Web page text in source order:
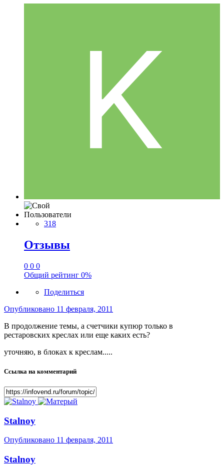
Пользователи
318
Отзывы
0 0 0
Общий рейтинг 0%
Поделиться
Опубликовано 11 февраля, 2011
В продолжение темы, а счетчики купюр только в
рестаровских креслах или еще каких есть?
уточняю, в блоках к креслам.....
Ссылка на комментарий
Stalnoy
Опубликовано 11 февраля, 2011
Stalnoy